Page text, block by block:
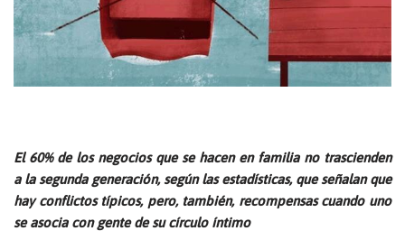
El 60% de los negocios que se hacen en familia no trascienden
a la segunda generación, según las estadísticas, que señalan que
hay conflictos típicos, pero, también, recompensas cuando uno
se asocia con gente de su círculo íntimo